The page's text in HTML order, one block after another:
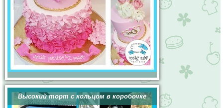
Высокий торт с кольцом в коробочке